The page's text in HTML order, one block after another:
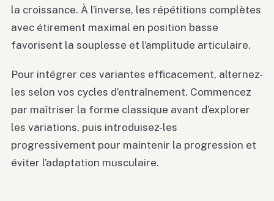
la croissance. À l’inverse, les répétitions complètes
avec étirement maximal en position basse
favorisent la souplesse et l’amplitude articulaire.
Pour intégrer ces variantes efficacement, alternez-
les selon vos cycles d’entraînement. Commencez
par maîtriser la forme classique avant d’explorer
les variations, puis introduisez-les
progressivement pour maintenir la progression et
éviter l’adaptation musculaire.